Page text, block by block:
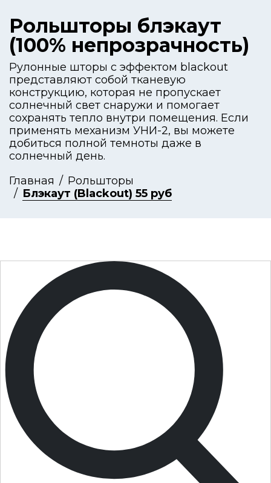
Рольшторы блэкаут
(100% непрозрачность)
Рулонные шторы с эффектом blackout
представляют собой тканевую
конструкцию, которая не пропускает
солнечный свет снаружи и помогает
сохранять тепло внутри помещения. Если
применять механизм УНИ-2, вы можете
добиться полной темноты даже в
солнечный день.
Главная
Рольшторы
Блэкаут (Blackout) 55 руб